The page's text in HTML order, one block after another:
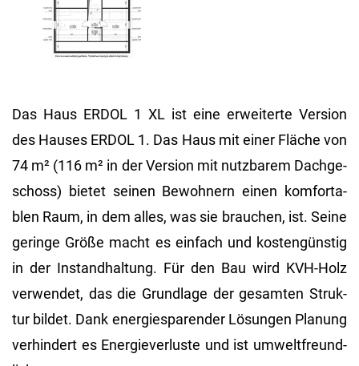
Das Haus ERDOL 1 XL ist eine er­wei­ter­te Ver­si­on
des Hau­ses ERDOL 1. Das Haus mit einer Flä­che von
74 m² (116 m² in der Ver­si­on mit nutz­ba­rem Dach­ge­
schoss) bie­tet sei­nen Be­woh­nern einen kom­for­ta­
blen Raum, in dem alles, was sie brau­chen, ist. Seine
ge­rin­ge Größe macht es ein­fach und kos­ten­güns­tig
in der In­stand­hal­tung. Für den Bau wird KVH-Holz
ver­wen­det, das die Grund­la­ge der ge­sam­ten Struk­
tur bil­det. Dank en­er­gie­spa­ren­der Lö­sun­gen Pla­nung
ver­hin­dert es En­er­gie­ver­lus­te und ist um­welt­freund­